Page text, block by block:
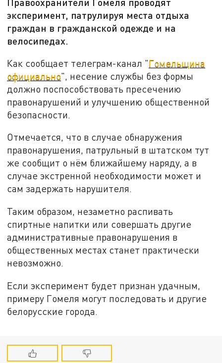
эксперимент, патрулируя места отдыха
граждан в гражданской одежде и на
велосипедах.
Как сообщает телеграм-канал "Гомельщина
официально", несение службы без формы
должно поспособствовать пресечению
правонарушений и улучшению общественной
безопасности.
Отмечается, что в случае обнаружения
правонарушения, патрульный в штатском тут
же сообщит о нём ближайшему наряду, а в
случае экстренной необходимости может и
сам задержать нарушителя.
Таким образом, незаметно распивать
спиртные напитки или совершать другие
административные правонарушения в
общественных местах станет практически
невозможно.
Если эксперимент будет признан удачным,
примеру Гомеля могут последовать и другие
белорусские города.